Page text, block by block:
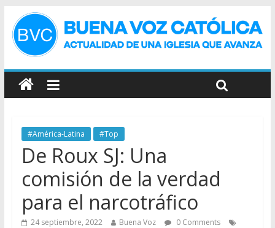
#América-Latina #Top
De Roux SJ: Una
comisión de la verdad
para el narcotráfico
24 septiembre, 2022 Buena Voz
0 Comments